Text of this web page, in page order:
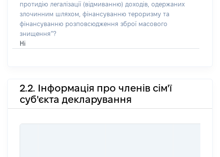
протидію легалізації (відмиванню) доходів, одержаних
злочинним шляхом, фінансуванню тероризму та
фінансуванню розповсюдження зброї масового
знищення”?
Ні
2.2. Інформація про членів сім'ї
суб'єкта декларування